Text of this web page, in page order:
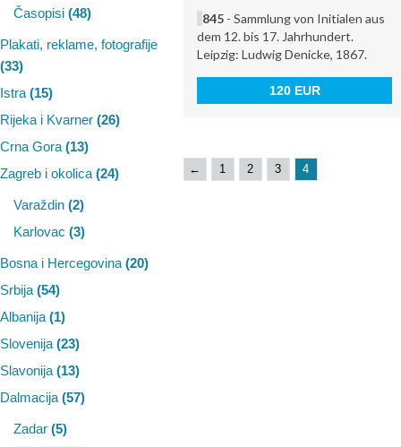
Časopisi (48)
Plakati, reklame, fotografije
(33)
Istra (15)
Rijeka i Kvarner (26)
Crna Gora (13)
Zagreb i okolica (24)
Varaždin (2)
Karlovac (3)
Bosna i Hercegovina (20)
Srbija (54)
Albanija (1)
Slovenija (23)
Slavonija (13)
Dalmacija (57)
Zadar (5)
845 - Sammlung von Initialen aus
dem 12. bis 17. Jahrhundert.
Leipzig: Ludwig Denicke, 1867.
120 EUR
← 1 2 3 4